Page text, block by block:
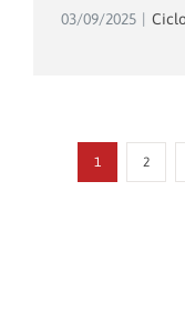
03/09/2025
1 2